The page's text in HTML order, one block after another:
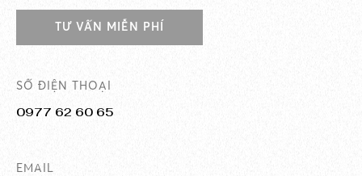
TƯ VẤN MIỄN PHÍ
SỐ ĐIỆN THOẠI
0977 62 60 65
EMAIL